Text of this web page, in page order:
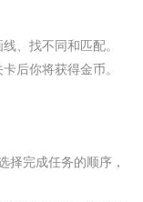
、找不同和匹配。
后你将获得金币。
择完成任务的顺序，